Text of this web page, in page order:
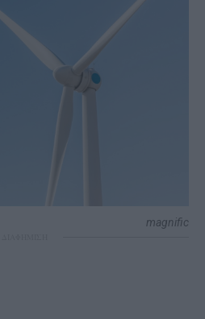
magnific